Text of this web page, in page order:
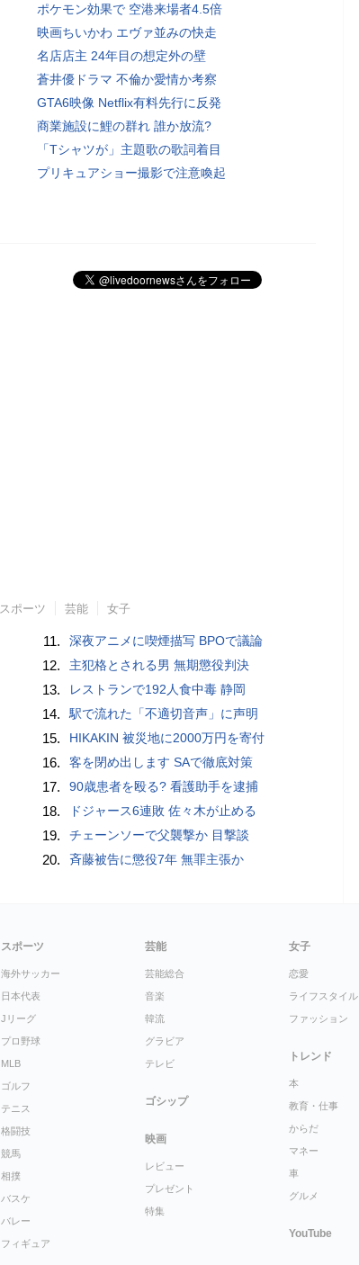
ポケモン効果で 空港来場者4.5倍
映画ちいかわ エヴァ並みの快走
名店店主 24年目の想定外の壁
蒼井優ドラマ 不倫か愛情か考察
GTA6映像 Netflix有料先行に反発
商業施設に鯉の群れ 誰か放流?
「Tシャツが」主題歌の歌詞着目
プリキュアショー撮影で注意喚起
スポーツ 芸能 女子
11. 深夜アニメに喫煙描写 BPOで議論
12. 主犯格とされる男 無期懲役判決
13. レストランで192人食中毒 静岡
14. 駅で流れた「不適切音声」に声明
15. HIKAKIN 被災地に2000万円を寄付
16. 客を閉め出します SAで徹底対策
17. 90歳患者を殴る? 看護助手を逮捕
18. ドジャース6連敗 佐々木が止める
19. チェーンソーで父襲撃か 目撃談
20. 斉藤被告に懲役7年 無罪主張か
スポーツ
海外サッカー
日本代表
Jリーグ
プロ野球
MLB
ゴルフ
テニス
格闘技
競馬
相撲
バスケ
バレー
フィギュア
芸能
芸能総合
音楽
韓流
グラビア
テレビ
ゴシップ
映画
レビュー
プレゼント
特集
女子
恋愛
ライフスタイル
ファッション
トレンド
本
教育・仕事
からだ
マネー
車
グルメ
YouTube